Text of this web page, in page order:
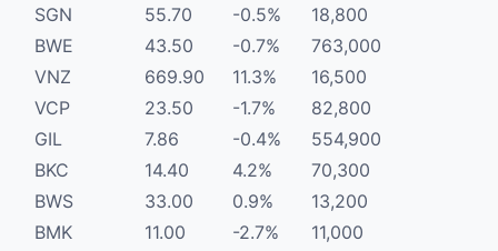
SGN
55.70 -0.5%
18,800
BWE
43.50 -0.7%
763,000
VNZ
669.90 11.3%
16,500
VCP
23.50 -1.7%
82,800
GIL
7.86 -0.4%
554,900
BKC
14.40 4.2%
70,300
BWS
33.00 0.9%
13,200
BMK
11.00 -2.7%
11,000